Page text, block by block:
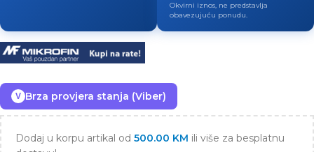
Okvirni iznos, ne predstavlja
obavezujuću ponudu.
V Brza provjera stanja (Viber)
Dodaj u korpu artikal od 500.00 KM ili više za besplatnu